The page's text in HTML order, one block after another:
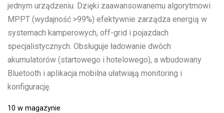
jednym urządzeniu. Dzięki zaawansowanemu algorytmowi
MPPT (wydajność >99%) efektywnie zarządza energią w
systemach kamperowych, off-grid i pojazdach
specjalistycznych. Obsługuje ładowanie dwóch
akumulatorów (startowego i hotelowego), a wbudowany
Bluetooth i aplikacja mobilna ułatwiają monitoring i
konfigurację.
10 w magazynie